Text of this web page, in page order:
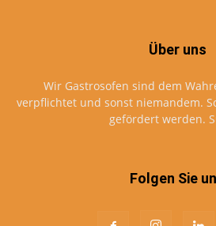
Über uns
Wir Gastrosofen sind dem
verpflichtet und sonst niemandem.
gefördert werden.
Folgen Sie